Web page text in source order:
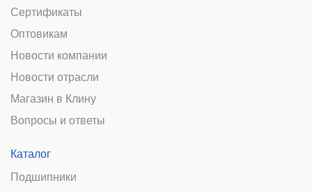
Сертификаты
Оптовикам
Новости компании
Новости отрасли
Магазин в Клину
Вопросы и ответы
Каталог
Подшипники